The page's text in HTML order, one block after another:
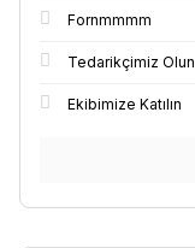
Fornmmmm
Tedarikçimiz Olun
Ekibimize Katılın